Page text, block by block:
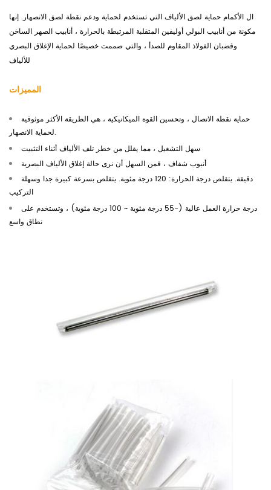
ال الأكمام حماية لصق الألياف التي تستخدم لحماية ودعم نقطة لصق الانصهار. إنها
مكونة من أنابيب البولي أوليفين المتقلبة المرتبطة بالحرارة ، أنابيب الصهر الساخن
وقضبان الفولاذ المقاوم للصدأ ، والتي صممت خصيصًا لحماية الإغلاق البصري
المميزات
حماية نقطة الاتصال ، وتحسين القوة الميكانيكية ، هي الطريقة الأكثر موثوقية
لحماية الانصهار.
سهل التشغيل ، مما يقلل من خطر تلف الألياف أثناء التثبيت
أنبوب شفاف ، فمن السهل أن نرى حالة إغلاق الألياف البصرية
دقيقة. يتقلص درجة الحرارة: 120 درجة مئوية. يتقلص بسرعة كبيرة جدا وسهلة
التركيب
درجة حرارة العمل عالية (-55 درجة مئوية ~ 100 درجة مئوية) ، وتستخدم على
نطاق واسع